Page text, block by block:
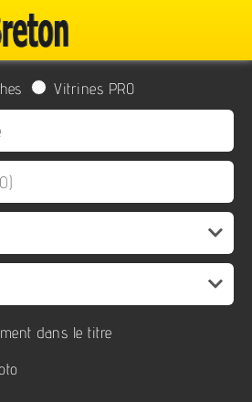
Vitrines PRO
dans le titre